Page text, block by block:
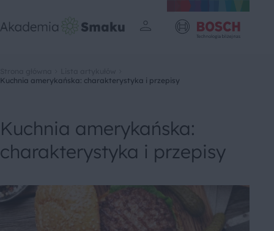
Kuchnia amerykańska: charakterystyka i przepisy
Kuchnia amerykańska:
charakterystyka i przepisy